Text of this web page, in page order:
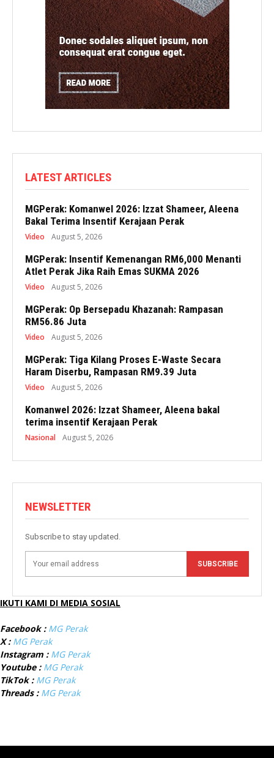
LATEST ARTICLES
MGPerak: Komanwel 2026: Izzat Shameer, Aleena
Bakal Terima Insentif Kerajaan Perak
Video August 5, 2026
MGPerak: Insentif Kemenangan RM6,000 Menanti
Atlet Perak Jika Raih Emas SUKMA 2026
Video August 5, 2026
MGPerak: Op Bersepadu Khazanah: Rampasan
RM56.86 Juta
Video August 5, 2026
MGPerak: Tiga Kilang Proses E-Waste Secara
Haram Diserbu, Rampasan RM9.39 Juta
Video August 5, 2026
Komanwel 2026: Izzat Shameer, Aleena bakal
terima insentif Kerajaan Perak
Nasional August 5, 2026
NEWSLETTER
Subscribe to stay updated.
SUBSCRIBE
IKUTI KAMI DI MEDIA SOSIAL
Facebook : MG Perak
X : MG Perak
Instagram : MG Perak
Youtube : MG Perak
TikTok : MG Perak
Threads : MG Perak